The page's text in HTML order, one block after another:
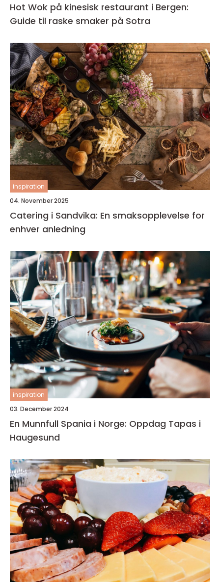
Hot Wok på kinesisk restaurant i Bergen:
Guide til raske smaker på Sotra
inspiration
04. November 2025
Catering i Sandvika: En smaksopplevelse for
enhver anledning
inspiration
03. December 2024
En Munnfull Spania i Norge: Oppdag Tapas i
Haugesund